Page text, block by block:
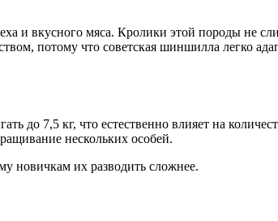
и вкусного мяса. Кролики этой породы не
потому что советская шиншилла легко
до 7,5 кг, что естественно влияет на
нескольких особей.
новичкам их разводить сложнее.